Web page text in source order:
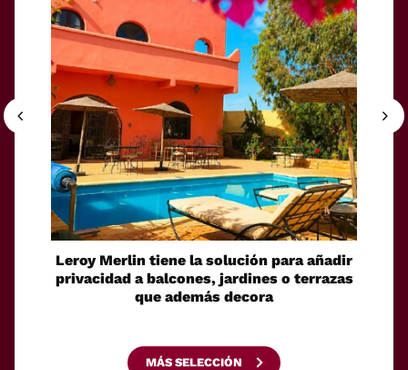
Leroy Merlin tiene la solución para añadir
privacidad a balcones, jardines o terrazas
que además decora
MÁS SELECCIÓN